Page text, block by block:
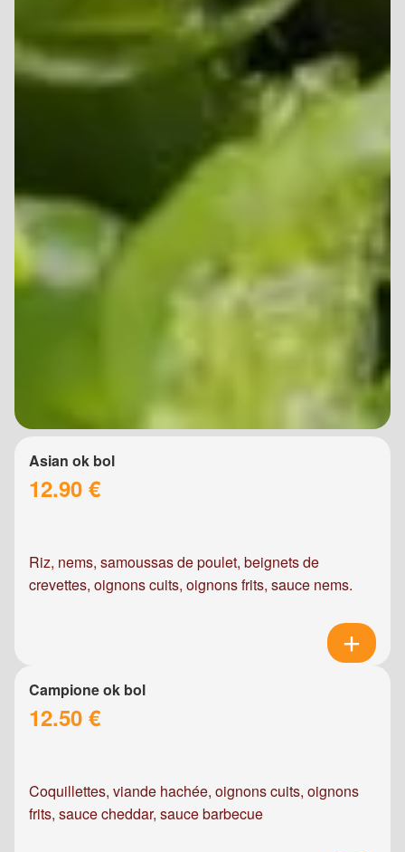
Asian ok bol
12.90 €
Riz, nems, samoussas de poulet, beignets de
crevettes, oignons cuits, oignons frits, sauce nems.
Campione ok bol
12.50 €
Coquillettes, viande hachée, oignons cuits, oignons
frits, sauce cheddar, sauce barbecue